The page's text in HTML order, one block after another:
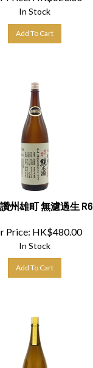
In Stock
州雄町 無濾過生
Price: HK$ 480.00
In Stock